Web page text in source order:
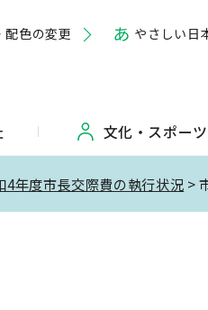
配色の変更 やさしい日
文化・ スポーツ
4年度市長交際費の執行状況 >